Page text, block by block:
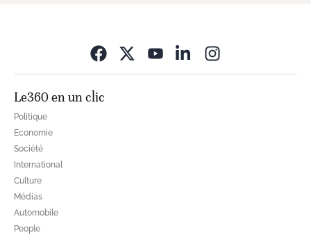
Le360 en un clic
Politique
Economie
Société
International
Culture
Médias
Automobile
People